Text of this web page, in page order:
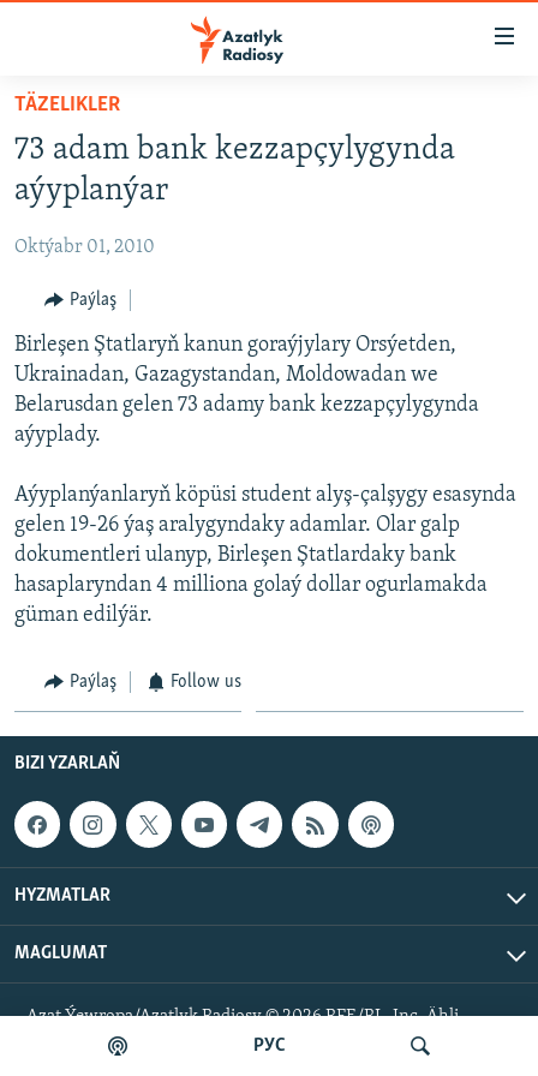
Esasy
dolan
Esasy
nawigasiýa
dolan
dolan
TÜRKMENISTAN
MERKEZI AZIÝA
HALKARA
MULTIMEDIA
AZATLYK WIDEO
AZAT ADALGA
INFOGRAFIK
PETIKLENEN WEBSAÝTA GIRMEGIŇ ÝOLLARY
Русский
BIZI YZARLAŇ
AÝ/AR-nyň ähli saýtlary
РУС
TÄZELIKLER
73 adam bank kezzapçylygynda
aýyplanýar
Oktýabr 01, 2010
Paýlaş
Birleşen Ştatlaryň kanun goraýjylary Orsýetden,
Ukrainadan, Gazagystandan, Moldowadan we
Belarusdan gelen 73 adamy bank kezzapçylygynda
aýyplady.
Aýyplanýanlaryň köpüsi student alyş-çalşygy esasynda
gelen 19-26 ýaş aralygyndaky adamlar. Olar galp
dokumentleri ulanyp, Birleşen Ştatlardaky bank
hasaplaryndan 4 milliona golaý dollar ogurlamakda
güman edilýär.
Paýlaş Follow us
BIZI YZARLAŇ
HYZMATLAR
MAGLUMAT
Azat Ýewropa/Azatlyk Radiosy © 2026 RFE/RL, Inc. Ähli
hukuklar goralan.